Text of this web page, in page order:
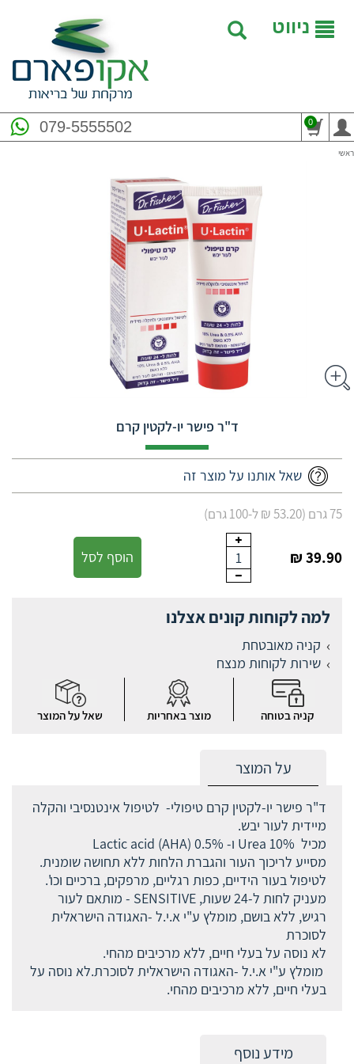
ניווט
079-5555502 0
ראשי
ד"ר פישר יו-לקטין קרם
שאל אותנו על מוצר זה
75 גרם (53.20 ₪ ל-100 גרם)
39.90 ₪
1 הוסף לסל
למה לקוחות קונים אצלנו
קניה מאובטחת
שירות לקוחות מנצח
קניה בטוחה מוצר באחריות שאל על המוצר
על המוצר
ד"ר פישר יו-לקטין קרם טיפולי- לטיפול אינטנסיבי והקלה
מיידית לעור יבש.
מכיל Urea 10% ו- Lactic acid (AHA) 0.5%
מסייע לריכוך העור והגברת הלחות ללא תחושה שומנית.
לטיפול בעור הידיים, כפות רגליים, מרפקים, ברכיים וכו'.
מעניק לחות ל-24 שעות, SENSITIVE - מותאם לעור
רגיש, ללא בושם, מומלץ ע"י א.י.ל -האגודה הישראלית
לסוכרת
לא נוסה על בעלי חיים, ללא מרכיבים מהחי.
מומלץ ע"י א.י.ל -האגודה הישראלית לסוכרת.לא נוסה על
בעלי חיים, ללא מרכיבים מהחי.
מידע נוסף